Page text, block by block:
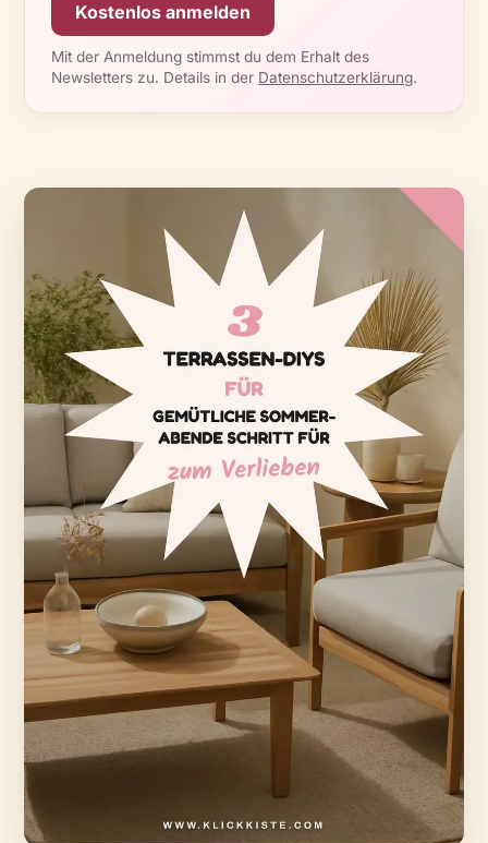
Kostenlos anmelden
Mit der Anmeldung stimmst du dem Erhalt des
Newsletters zu. Details in der Datenschutzerklärung.